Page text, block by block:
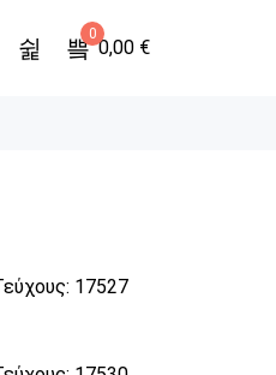
0
0,00 €
17527